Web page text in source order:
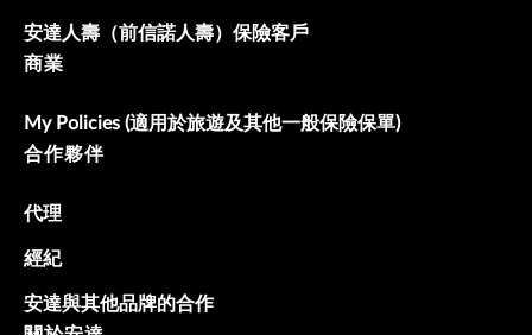
安達人壽（前信諾人壽）保險客戶
商業
My Policies (適用於旅遊及其他一般保險保單)
合作夥伴
代理
經紀
安達與其他品牌的合作